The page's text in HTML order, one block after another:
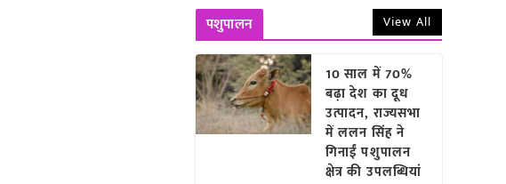
पशुपालन View All
10 साल में 70%
बढ़ा देश का दूध
उत्पादन, राज्यसभा
में ललन सिंह ने
गिनाईं पशुपालन
क्षेत्र की उपलब्धियां